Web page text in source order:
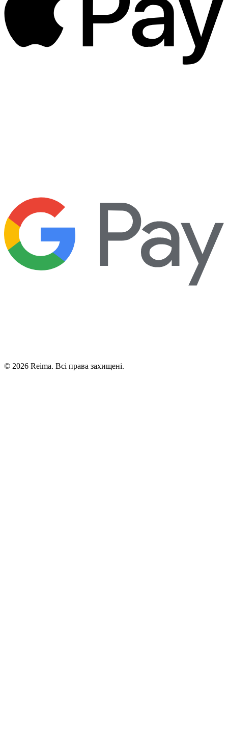
© 2026 Reima. Всі права захищені.